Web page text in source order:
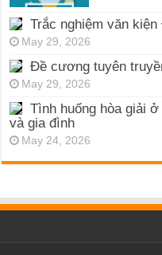
Trắc nghiệm văn
May 29, 2026
Đề cương tuyên
May 29, 2026
Tình huống hòa giải
và gia đình
May 24, 2026